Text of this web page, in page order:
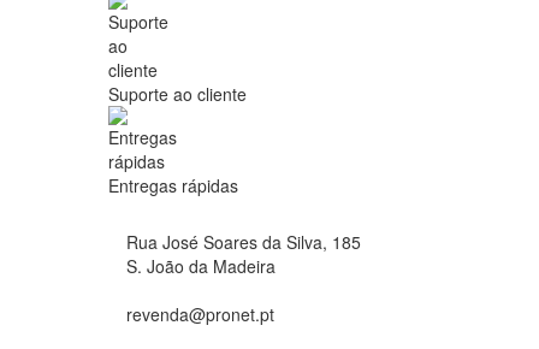
Suporte ao cliente
Entregas rápidas
Rua José Soares da Silva, 185
S. João da Madeira
revenda@pronet.pt